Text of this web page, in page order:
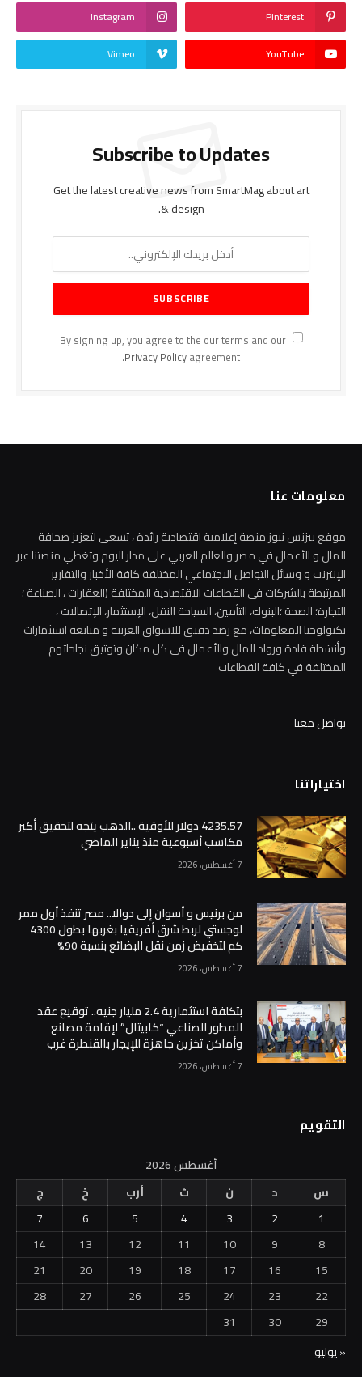
Pinterest
Instagram
YouTube
Vimeo
Subscribe to Updates
Get the latest creative news from SmartMag about art
& design.
By signing up, you agree to the our terms and our
Privacy Policyagreement.
معلومات عنا
موقع بيزنس نيوز منصة إعلامية اقتصادية رائدة ، تسعى لتعزيز صحافة
المال و الأعمال في مصر والعالم العربي على مدار اليوم وتغطي منصتنا عبر
الإنترنت و وسائل التواصل الاجتماعي المختلفة كافة الأخبار والتقارير
المرتبطة بالشركات في القطاعات الاقتصادية المختلفة (العقارات ، الصناعة ؛
التجارة؛ الصحة ؛البنوك، التأمين، السياحة النقل، الإستثمار، الإتصالات ،
تكنولوجيا المعلومات، مع رصد دقيق للاسواق العربية و متابعة استثمارات
وأنشطة قادة ورواد المال والأعمال في كل مكان وتوثيق نجاحاتهم
المختلفة في كافة القطاعات
تواصل معنا
اختياراتنا
4235.57 دولار للأوقية ..الذهب يتجه لتحقيق أكبر
مكاسب أسبوعية منذ يناير الماضي
7 أغسطس، 2026
من برنيس و أسوان إلى دوالا.. مصر تنفذ أول ممر
لوجستي لربط شرق أفريقيا بغربها بطول 4300
كم لتخفيض زمن نقل البضائع بنسبة 90%
7 أغسطس، 2026
بتكلفة استثمارية 2.4 مليار جنيه.. توقيع عقد
المطور الصناعي “كابيتال” لإقامة مصانع
وأماكن تخزين جاهزة للإيجار بالقنطرة غرب
7 أغسطس، 2026
التقويم
أغسطس 2026
س
د ن ث أرب خ
ج
1
2
3
4
5
6
7
8
9
10
11
12
13
14
15
16
17
18
19
20
21
22
23
24
25
26
27
28
29
30
31
« يوليو